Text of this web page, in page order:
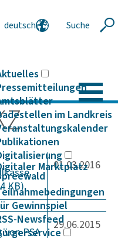
deutsch
Suche
im Landkreis
Marktplatz
Gewinnspiel
Newsfeed
01.03.2016
PSA
29.06.2015